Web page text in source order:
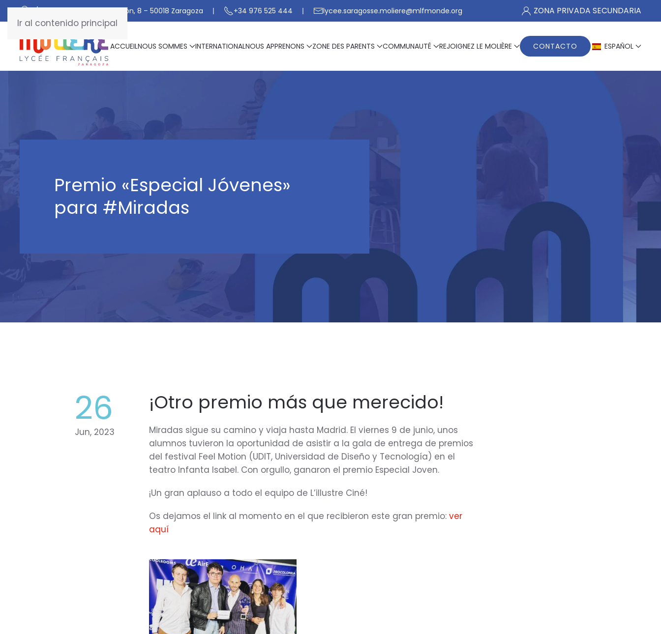
Ir al contenido principal
C/ De Manuel Marraco Ramón, 8 – 50018 Zaragoza +34 976 525 444 lycee.saragosse.moliere@mlfmonde.org ZONA PRIVADA SECUNDARIA
ACCUEILNOUS SOMMES INTERNATIONALNOUS APPRENONS ZONE DES PARENTS COMMUNAUTÉ REJOIGNEZ LE MOLIÈRE CONTACTO ESPAÑOL
Premio «Especial Jóvenes»
para #Miradas
26
Jun, 2023
¡Otro premio más que merecido!
Miradas sigue su camino y viaja hasta Madrid. El viernes 9 de junio, unos
alumnos tuvieron la oportunidad de asistir a la gala de entrega de premios
del festival Feel Motion (UDIT, Universidad de Diseño y Tecnología) en el
teatro Infanta Isabel. Con orgullo, ganaron el premio Especial Joven.
¡Un gran aplauso a todo el equipo de L’illustre Ciné!
Os dejamos el link al momento en el que recibieron este gran premio:ver
aquí